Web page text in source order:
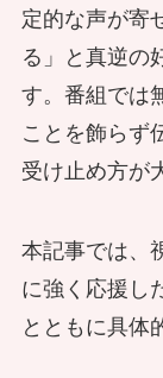
定的な声が寄
る」と真逆の
す。番組では
ことを飾らず
受け止め方が
本記事では、
に強く応援し
とともに具体